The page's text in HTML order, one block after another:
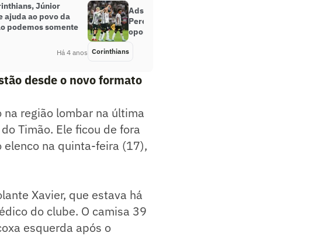
Júnior
ajuda ao povo da
podemos somente
Há 4 anos
Adson detalha estilo de Vítor
Pereira e acredita em mais
oportunidades no Corinthians
Corinthians
desde o novo formato
região lombar na última
Timão. Ele ficou de fora
elenco na quinta-feira (17),
Xavier, que estava há
do clube. O camisa 39
esquerda após o